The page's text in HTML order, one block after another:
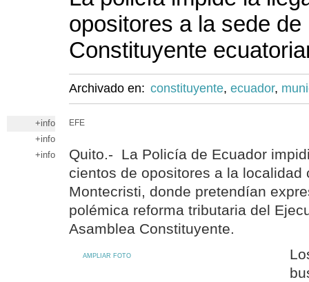
opositores a la sede de
Constituyente
Archivado en: constituyente, ecuador,
+info
+info
+info
EFE
Quito.- La Policía de Ecuador
cientos de opositores a la localidad
Montecristi, donde pretendían
polémica reforma tributaria del
Asamblea Constituyente.
AMPLIAR FOTO